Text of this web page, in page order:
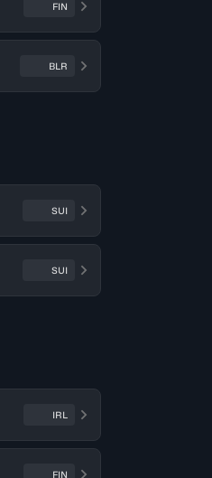
FIN
BLR
SUI
SUI
IRL
FIN